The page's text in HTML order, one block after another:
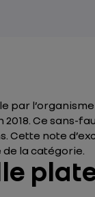
par
Ce sans-
Cette note
la catégorie.